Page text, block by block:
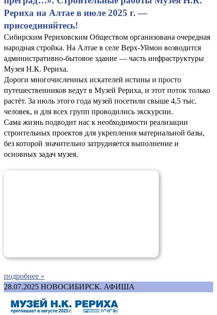
Рериха на Алтае в июле 2025 г. —
присоединяйтесь!
Сибирским Рериховским Обществом организована очередная
народная стройка. На Алтае в селе Верх-Уймон возводится
административно-бытовое здание — часть инфраструктуры
Музея Н.К. Рериха.
Дороги многочисленных искателей истины и просто
путешественников ведут в Музей Рериха, и этот поток только
растёт. За июль этого года музей посетили свыше 4,5 тыс.
человек, и для всех групп проводились экскурсии.
Сама жизнь подводит нас к необходимости реализации
строительных проектов для укрепления материальной базы,
без которой значительно затрудняется выполнение и
основных задач музея.
подробнее »
28.07.2025 НОВОСИБИРСК. АФИША